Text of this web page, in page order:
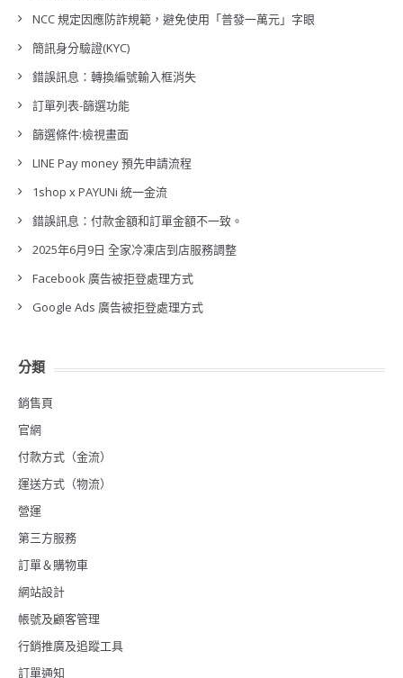
NCC 規定因應防詐規範，避免使用「普發一萬元」字眼
簡訊身分驗證(KYC)
錯誤訊息：轉換編號輸入框消失
訂單列表-篩選功能
篩選條件:檢視畫面
LINE Pay money 預先申請流程
1shop x PAYUNi 統一金流
錯誤訊息：付款金額和訂單金額不一致。
2025年6月9日 全家冷凍店到店服務調整
Facebook 廣告被拒登處理方式
Google Ads 廣告被拒登處理方式
分類
銷售頁
官網
付款方式（金流）
運送方式（物流）
營運
第三方服務
訂單＆購物車
網站設計
帳號及顧客管理
行銷推廣及追蹤工具
訂單通知